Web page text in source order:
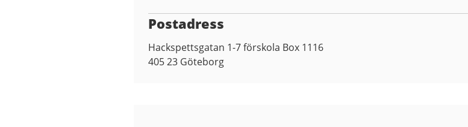
Postadress
Hackspettsgatan 1-7 förskola Box 1116
405 23 Göteborg